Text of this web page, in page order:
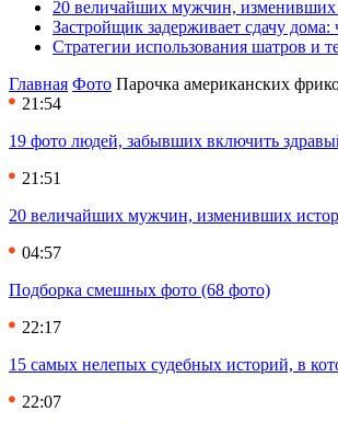
20 величайших мужчин,
Застройщик задерживает сдачу
Стратегии использования шатров и
Главная Фото Парочка американских
21:54
19 фото людей, забывших включить
21:51
20 величайших мужчин, изменивших
04:57
Подборка смешных фото (68 фото)
22:17
15 самых нелепых судебных историй, в
22:07